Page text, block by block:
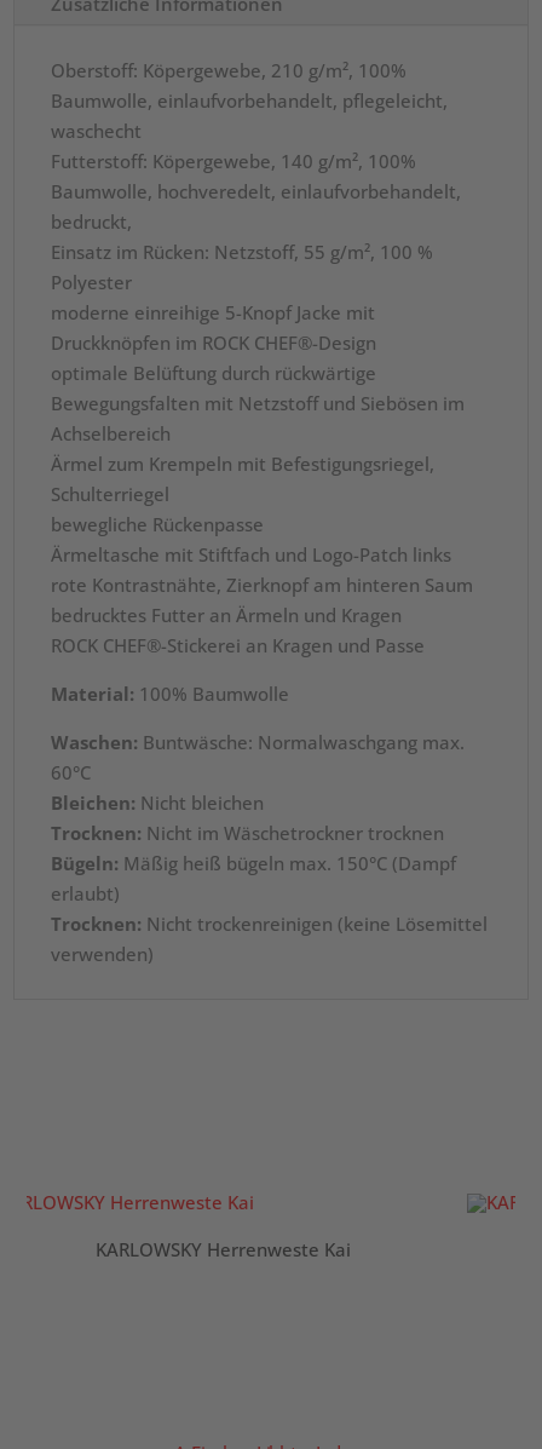
Oberstoff: Köpergewebe, 210 g/m², 100%
Baumwolle, einlaufvorbehandelt, pflegeleicht,
waschecht
Futterstoff: Köpergewebe, 140 g/m², 100%
Baumwolle, hochveredelt, einlaufvorbehandelt,
bedruckt,
Einsatz im Rücken: Netzstoff, 55 g/m², 100 %
Polyester
moderne einreihige 5-Knopf Jacke mit
Druckknöpfen im ROCK CHEF®-Design
optimale Belüftung durch rückwärtige
Bewegungsfalten mit Netzstoff und Siebösen im
Achselbereich
Ärmel zum Krempeln mit Befestigungsriegel,
Schulterriegel
bewegliche Rückenpasse
Ärmeltasche mit Stiftfach und Logo-Patch links
rote Kontrastnähte, Zierknopf am hinteren Saum
bedrucktes Futter an Ärmeln und Kragen
ROCK CHEF®-Stickerei an Kragen und Passe
Material: 100% Baumwolle
Waschen: Buntwäsche: Normalwaschgang max.
60°C
Bleichen: Nicht bleichen
Trocknen: Nicht im Wäschetrockner trocknen
Bügeln: Mäßig heiß bügeln max. 150°C (Dampf
erlaubt)
Trocknen: Nicht trockenreinigen (keine Lösemittel
verwenden)
KARLOWSKY Herrenweste Kai